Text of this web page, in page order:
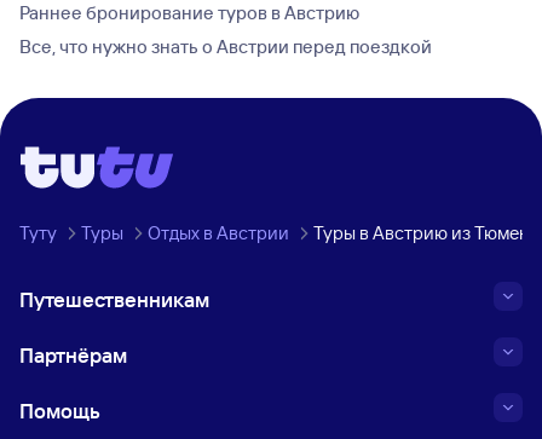
Раннее бронирование туров в Австрию
Все, что нужно знать о Австрии перед поездкой
Туту Туры Отдых в Австрии Туры в Австрию из Тюмени
Путешественникам
Партнёрам
Помощь